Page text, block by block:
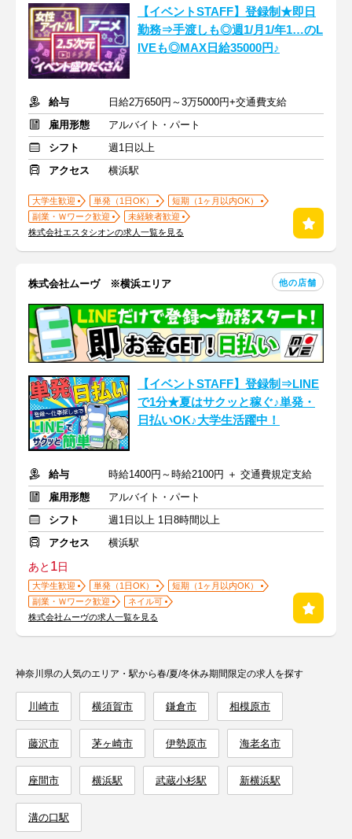
【イベントSTAFF】登録制★即日
勤務⇒手渡しも◎週1/月1/年1…のL
IVEも◎MAX日給35000円♪
給与
日給2万650円～3万5000円+交通費支給
雇用形態
アルバイト・パート
シフト
週1日以上
アクセス
横浜駅
大学生歓迎 単発（1日OK）
短期（1ヶ月以内OK）
副業・Ｗワーク歓迎
未経験者歓迎
株式会社エスタシオンの求人一覧を見る
株式会社ムーヴ ※横浜エリア 他の店舗
【イベントSTAFF】登録制⇒LINE
で1分★夏はサクッと稼ぐ♪単発・
日払いOK♪大学生活躍中！
給与
時給1400円～時給2100円 ＋ 交通費規定支給
雇用形態
アルバイト・パート
シフト
週1日以上 1日8時間以上
アクセス
横浜駅
あと 1日
大学生歓迎 単発（1日OK）
短期（1ヶ月以内OK）
副業・Ｗワーク歓迎
ネイル可
株式会社ムーヴの求人一覧を見る
神奈川県の人気のエリア・駅から春/夏/冬休み期間限定の求人を探す
川崎市 横須賀市 鎌倉市 相模原市
藤沢市 茅ヶ崎市 伊勢原市 海老名市
座間市 横浜駅 武蔵小杉駅 新横浜駅
溝の口駅